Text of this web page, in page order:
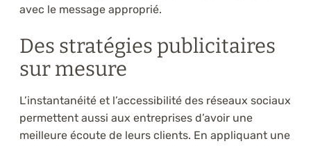
avec le message approprié.
Des stratégies publicitaires
sur mesure
L’instantanéité et l’accessibilité des réseaux sociaux
permettent aussi aux entreprises d’avoir une
meilleure écoute de leurs clients. En appliquant une